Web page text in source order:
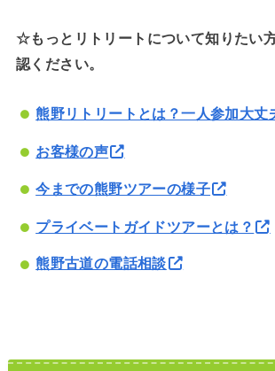
☆もっとリトリートについて知りたい
認ください。
熊野リトリートとは？一人参加大丈
お客様の声
今までの熊野ツアーの様子
プライベートガイドツアーとは？
熊野古道の電話相談